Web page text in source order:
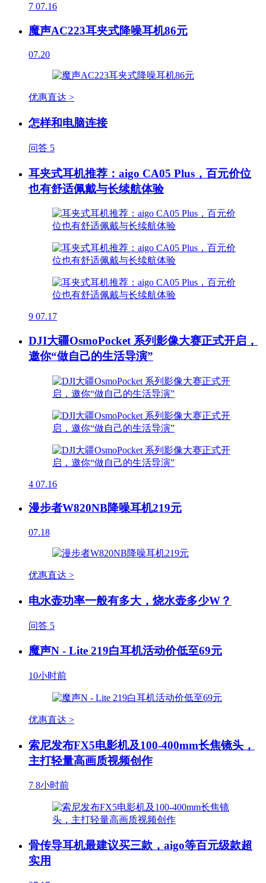
7 07.16
魔声AC223耳夹式降噪耳机86元
07.20
优惠直达 >
怎样和电脑连接
问答 5
耳夹式耳机推荐：aigo CA05 Plus，百元价位
也有舒适佩戴与长续航体验
9 07.17
DJI大疆OsmoPocket 系列影像大赛正式开启，
邀你“做自己的生活导演”
4 07.16
漫步者W820NB降噪耳机219元
07.18
优惠直达 >
电水壶功率一般有多大，烧水壶多少W？
问答 5
魔声N - Lite 219白耳机活动价低至69元
10小时前
优惠直达 >
索尼发布FX5电影机及100-400mm长焦镜头，
主打轻量高画质视频创作
7 8小时前
骨传导耳机最建议买三款，aigo等百元级款超
实用